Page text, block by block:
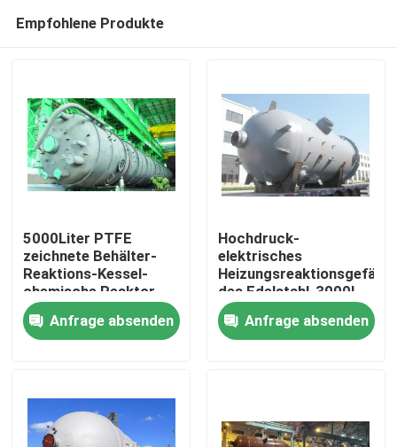
Produkte
Empfohlene Produkte
5000Liter PTFE
zeichnete Behälter-
Reaktions-Kessel-
chemische Reaktor-
Schiff
Anfrage absenden
Hochdruck-
elektrisches
Heizungsreaktionsgefäß
des Edelstahl-3000l
Anfrage absenden